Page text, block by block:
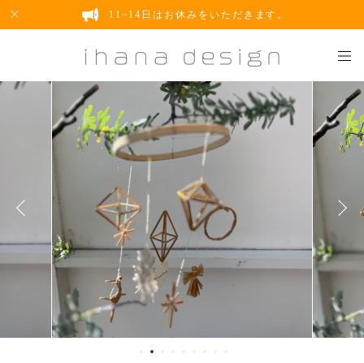
11~14日はお休みをいただきます。